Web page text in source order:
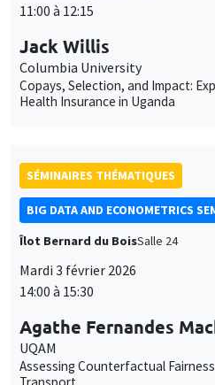
11:00 à 12:15
Jack Willis
Columbia University
Copays, Selection, and Impact:
Health Insurance in Uganda
SÉMINAIRES THÉMATIQUES
BIG DATA AND ECONOMETRICS
Îlot Bernard du BoisSalle 24
Mardi 3 février 2026
14:00 à 15:30
Agathe Fernandes
UQAM
Assessing Counterfactual